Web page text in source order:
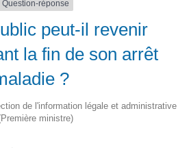
Question-réponse
peut-il revenir
la fin de son arrêt
?
de l'information légale et administrative
ministre)